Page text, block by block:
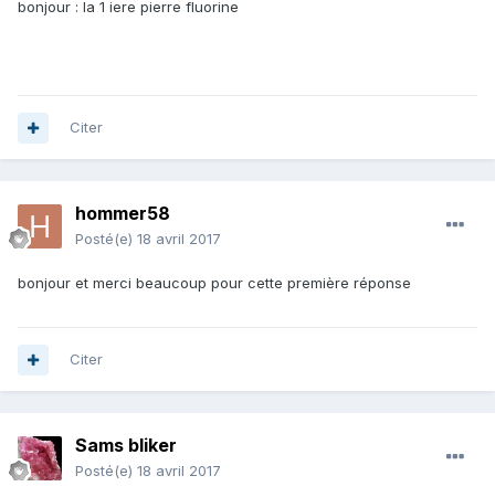
bonjour : la 1 iere pierre fluorine
Citer
hommer58
Posté(e) 18 avril 2017
bonjour et merci beaucoup pour cette première réponse
Citer
Sams bliker
Posté(e) 18 avril 2017